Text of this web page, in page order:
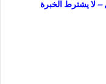
لا يشترط الخبرة